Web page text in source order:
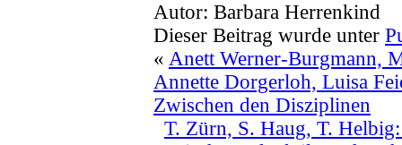
Autor: Barbara Herrenkind
Dieser Beitrag wurde unter
« Anett Werner-Burgmann,
Annette Dorgerloh, Luisa
Zwischen den Disziplinen
T. Zürn, S. Haug, T.